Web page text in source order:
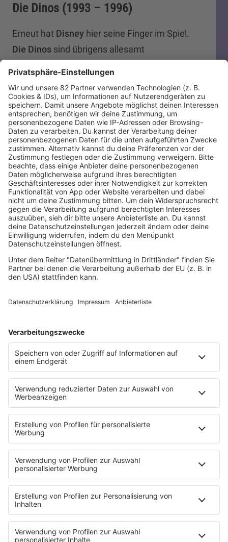
Die Dinos (1993 – 1996)
Erneut hat Disney hier seine Finger im Spiel.
Die Dinos sind übrigens allesamt
enthielt bis zu 20 Motoren im Kopf, die von
zwei bis drei separaten Puppenspielern per
Fernsteuerung bedient werden mussten. Die
Schauspieler im Kostüm waren nur für die
Bewegungen des restlichen Körpers zuständig.
Wer streamt "Die Dinos"?Disney+.
IMAGO / Everett Collection
Familie Feuerstein (1960 – 1966)
Die Zeichentrickserie um die beiden Steinzeit-
Familien war in den 60ern schon ein voller
Erfolg. Kein Wunder also, dass wir sie auch in
den 90ern noch immer gefeiert haben. Es
folgten weitere Serienableger und Kinofilme
über die befreundeten Familien. Sie galt
übrigens lange Zeit als erfolgreichste
Zeichentrickserie überhaupt, bis 1997die
Simpsonskamen, die diesen Titel jetzt tragen